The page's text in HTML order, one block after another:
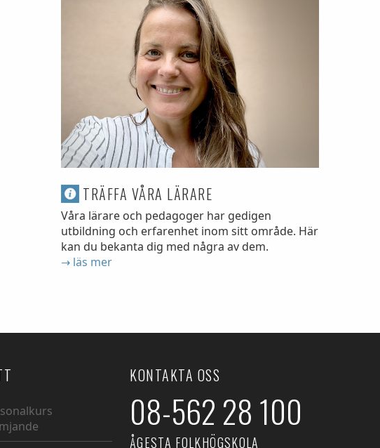
TRÄFFA VÅRA LÄRARE
Våra lärare och pedagoger har gedigen
utbildning och erfarenhet inom sitt område. Här
kan du bekanta dig med några av dem.
→ läs mer
KONTAKTA OSS
08-562 28 100
ÅGESTA FOLKHÖGSKOLA